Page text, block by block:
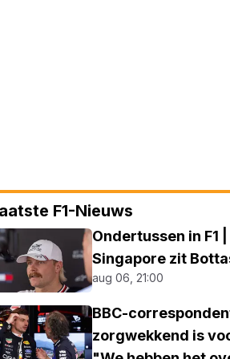
F1-Nieuws
Ondertussen in F1
Singapore zit
aug 06, 21:00
BBC-
zorgwekkend is